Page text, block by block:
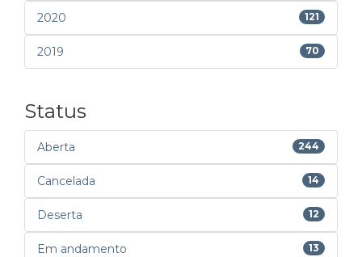
2020 121
2019 70
Status
Aberta 244
Cancelada 14
Deserta 12
Em andamento 13